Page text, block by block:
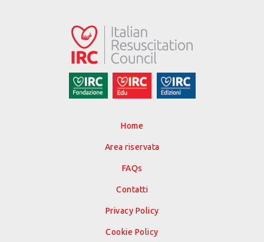
Home
Area riservata
FAQs
Contatti
Privacy Policy
Cookie Policy